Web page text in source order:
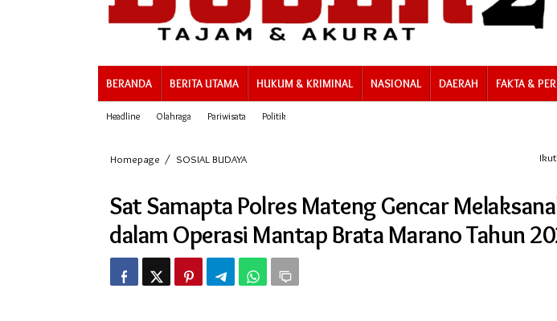
BERANDA BERITA UTAMA HUKUM & KRIMINAL NASIONAL DAERAH FAKTA &
Headline Olahraga Pariwisata Politik
Homepage / SOSIAL BUDAYASat
Mateng
Gencar
Melaksanakan
Patroli
dalam
Operasi
Mantap
Sat Samapta Polres Mateng Gencar
dalam Operasi Mantap Brata Marano Tahun